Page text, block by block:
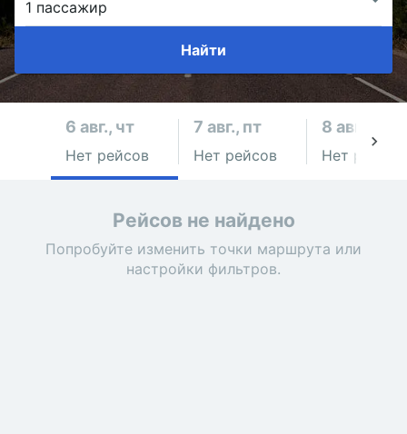
Найти
6 авг., чт
Нет рейсов
7 авг., пт
Нет рейсов
8 авг., сб
Нет рейсов
Рейсов не найдено
Попробуйте изменить точки маршрута или
настройки фильтров.